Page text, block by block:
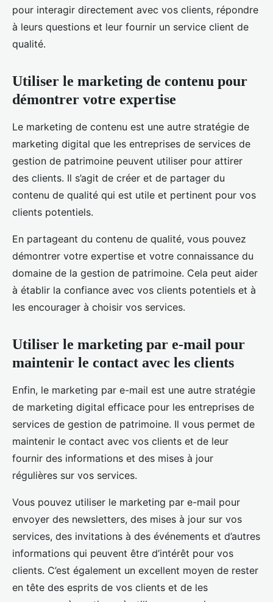
pour interagir directement avec vos clients, répondre
à leurs questions et leur fournir un service client de
qualité.
Utiliser le marketing de contenu pour
démontrer votre expertise
Le marketing de contenu est une autre stratégie de
marketing digital que les entreprises de services de
gestion de patrimoine peuvent utiliser pour attirer
des clients. Il s’agit de créer et de partager du
contenu de qualité qui est utile et pertinent pour vos
clients potentiels.
En partageant du contenu de qualité, vous pouvez
démontrer votre expertise et votre connaissance du
domaine de la gestion de patrimoine. Cela peut aider
à établir la confiance avec vos clients potentiels et à
les encourager à choisir vos services.
Utiliser le marketing par e-mail pour
maintenir le contact avec les clients
Enfin, le marketing par e-mail est une autre stratégie
de marketing digital efficace pour les entreprises de
services de gestion de patrimoine. Il vous permet de
maintenir le contact avec vos clients et de leur
fournir des informations et des mises à jour
régulières sur vos services.
Vous pouvez utiliser le marketing par e-mail pour
envoyer des newsletters, des mises à jour sur vos
services, des invitations à des événements et d’autres
informations qui peuvent être d’intérêt pour vos
clients. C’est également un excellent moyen de rester
en tête des esprits de vos clients et de les